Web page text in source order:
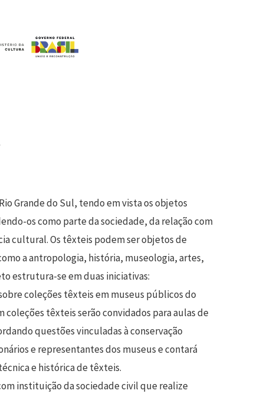
Grande do Sul, tendo em vista os objetos
os como parte da sociedade, da relação com
cultural. Os têxteis podem ser objetos de
a antropologia, história, museologia, artes,
estrutura-se em duas iniciativas:
coleções têxteis em museus públicos do
têxteis serão convidados para aulas de
questões vinculadas à conservação
e representantes dos museus e contará
e histórica de têxteis.
instituição da sociedade civil que realize